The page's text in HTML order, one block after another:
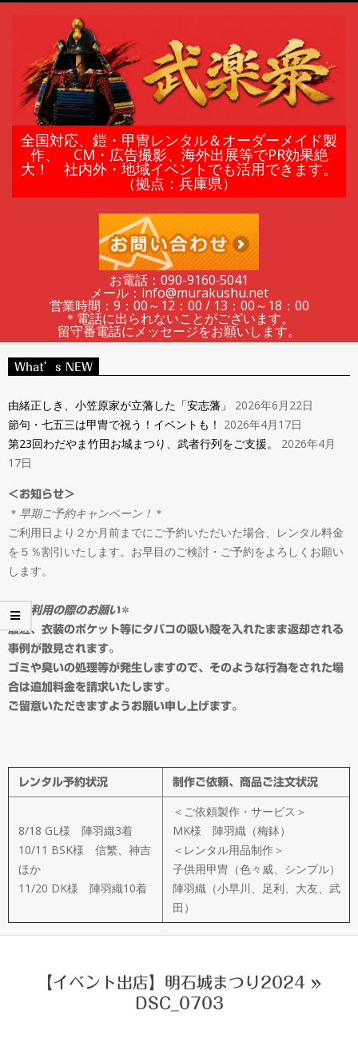
鎧
甲
レ
ン
タ
ル
＆
オ
ー
ダ
ー
メ
イ
ド
製
作
武
楽
全国対応、鎧・甲冑レンタル＆オーダーメイド製
作、 CM・広告撮影、海外出展等でPR効果絶
大！ 社内外・地域イベントでも活用できます。
（拠点：兵庫県）
お電話：090-9160‐5041
メール：info@murakushu.net
営業時間：9：00～12：00 / 13：00～18：00
＊電話に出られないことがございます。
留守番電話にメッセージをお願いします。
Navigation
What’s NEW
由緒正しき、小笠原家が立藩した「安志藩」
2026年6月22日
節句・七五三は甲冑で祝う！イベントも！ 2026年4月17日
第23回わだやま竹田お城まつり、武者行列をご支援。
2026年4月
17日
＜お知らせ＞
＊ 早期ご予約キャンペーン！ ＊
ご利用日より２か月前までにご予約いただいた場合、レンタル料金
を５％割引いたします。お早目のご検討・ご予約をよろしくお願い
します。
＊ご利用の際のお願い＊
最近、衣装のポケット等にタバコの吸い殻を入れたまま返却される
事例が散見されます。
ゴミや臭いの処理等が発生しますので、そのような行為をされた場
合は追加料金を請求いたします。
ご留意いただきますようお願い申し上げます。
レンタル予約状況 制作ご依頼、商品ご注文状況
8/18 GL様 陣羽織3着
10/11 BSK様 信繁、神吉
ほか
11/20 DK様 陣羽織10着
＜ご依頼製作・サービス＞
MK様 陣羽織（梅鉢）
＜レンタル用品制作＞
子供用甲冑（色々威、シンプル）
陣羽織（小早川、足利、大友、武
田）
【イベント出店】明石城まつり2024 »
DSC_0703